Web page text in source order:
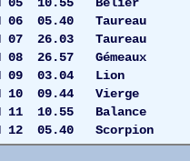
06 05.40 Taureau
07 26.03 Taureau
08 26.57 Gémeaux
09 03.04 Lion
10 09.44 Vierge
11 10.55 Balance
12 05.40 Scorpion